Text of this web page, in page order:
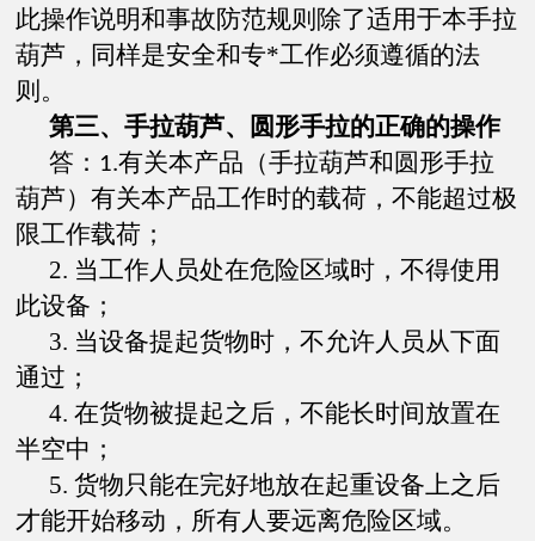
此操作说明和事故防范规则除了适用于本手拉
葫芦，同样是安全和专*工作必须遵循的法
则。
第三、手拉葫芦、圆形手拉的正确的操作
答： 1.有关本产品（手拉葫芦和圆形手拉
葫芦）有关本产品工作时的载荷，不能超过极
限工作载荷；
2. 当工作人员处在危险区域时，不得使用
此设备；
3. 当设备提起货物时，不允许人员从下面
通过；
4.在货物被提起之后，不能长时间放置在
半空中；
5.货物只能在完好地放在起重设备上之后
才能开始移动，所有人要远离危险区域。